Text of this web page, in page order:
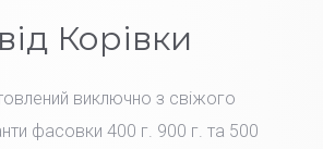
Корівки
виключно з свіжого
фасовки 400 г. 900 г. та 500